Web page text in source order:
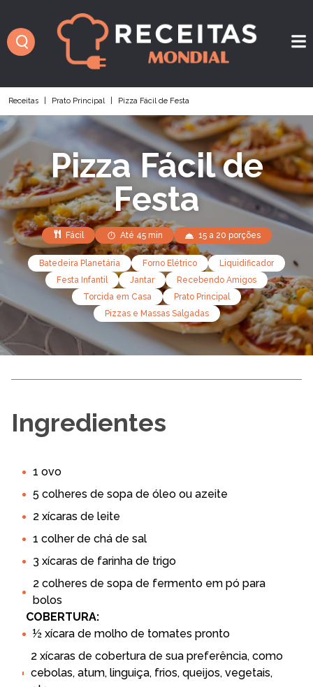
Receitas Prato Principal Pizza Fácil de Festa
Pizza Fácil de
Festa
Fácil Até 45 min 15 a 20 porções
Batedeira Planetária Forno Elétrico
Liquidificador
Festa Infantil
Jantar
Recebendo Amigos
Torcida em Casa
Prato Principal
Pizzas e Massas Salgadas
Ingredientes
1 ovo
5 colheres de sopa de óleo ou azeite
2 xícaras de leite
1 colher de chá de sal
3 xícaras de farinha de trigo
2 colheres de sopa de fermento em pó para
bolos
COBERTURA:
½ xícara de molho de tomates pronto
2 xícaras de cobertura de sua preferência, como
cebolas, atum, linguiça, frios, queijos, vegetais,